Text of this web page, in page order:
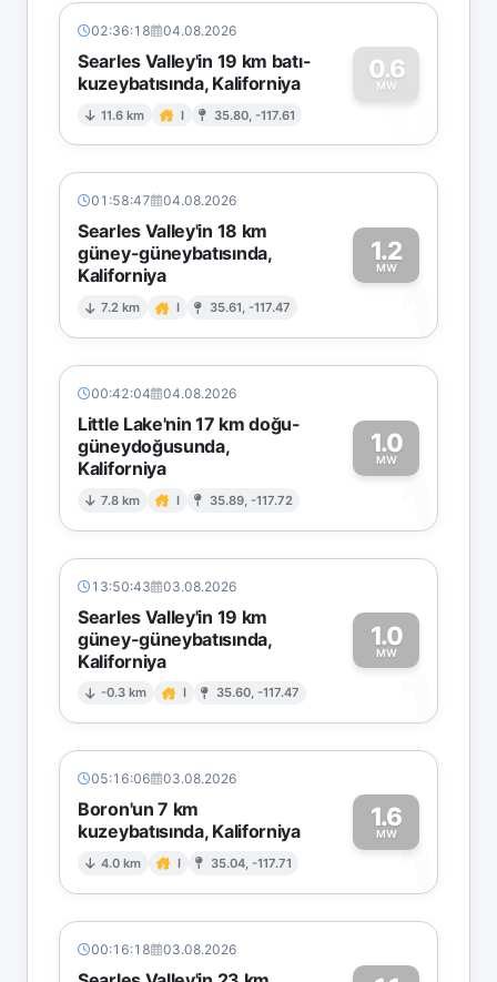
02:36:18 04.08.2026
Searles Valley'in 19 km batı-
kuzeybatısında, Kaliforniya
11.6 km I 35.80, -117.61
0.6
MW
0
01:58:47 04.08.2026
Searles Valley'in 18 km
güney-güneybatısında,
Kaliforniya
7.2 km I 35.61, -117.47
1.2
MW
1
00:42:04 04.08.2026
Little Lake'nin 17 km doğu-
güneydoğusunda,
Kaliforniya
7.8 km I 35.89, -117.72
1.0
MW
1
13:50:43 03.08.2026
Searles Valley'in 19 km
güney-güneybatısında,
Kaliforniya
-0.3 km I 35.60, -117.47
1.0
MW
1
05:16:06 03.08.2026
Boron'un 7 km
kuzeybatısında, Kaliforniya
4.0 km I 35.04, -117.71
1.6
MW1
00:16:18 03.08.2026